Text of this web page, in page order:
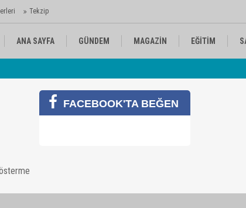
Tekzip
ANA SAYFA GÜNDEM MAGAZİN EĞİTİM
psikolojisiYemek
FACEBOOK'TA BEĞEN